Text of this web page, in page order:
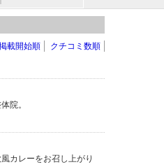
載開始順 クチコミ数順
院。
カレーをお召し上がり